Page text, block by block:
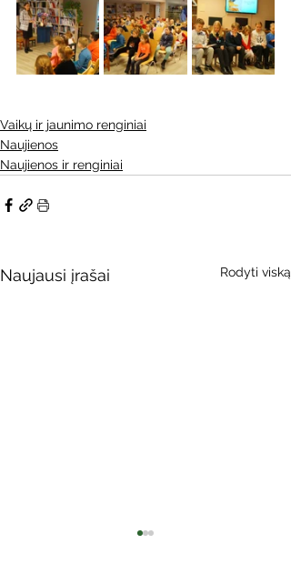
Vaikų ir jaunimo renginiai
Naujienos
Naujienos ir renginiai
Naujausi įrašai Rodyti viską